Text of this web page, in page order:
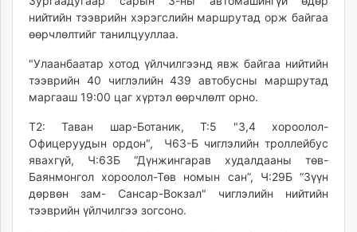
ikon.mn
mnb.mn
Eguur.mn
24tsag.mn
eagle.mn
ergelt.mn
zarig.mn
today.mn
zuv.mn
нийтийн тээврийн хэрэгслийн маршрутад орж байгаа
өөрчлөлтийг танилцууллаа.
"Улаанбаатар хотод үйлчилгээнд явж байгаа нийтийн
тээврийн 40 чиглэлийн 439 автобусны маршрутад
маргааш 19:00 цаг хүртэл өөрчлөлт орно.
Т2: Таван шар-Ботаник, Т:5 "3,4 хороолол-
Офицеруудын ордон", Ч63-Б чиглэлийн троллейбус
явахгүй, Ч:63Б “Дүнжингарав худалдааны төв-
Баянмонгол хороолол-Төв номын сан”, Ч:29Б “Зүүн
дөрвөн зам- Сансар-Вокзал" чиглэлийн нийтийн
тээврийн үйлчилгээ зогсоно.